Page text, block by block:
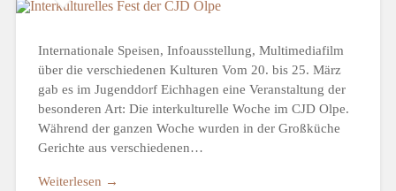
Internationale Speisen, Infoausstellung, Multimediafilm
über die verschiedenen Kulturen Vom 20. bis 25. März
gab es im Jugenddorf Eichhagen eine Veranstaltung der
besonderen Art: Die interkulturelle Woche im CJD Olpe.
Während der ganzen Woche wurden in der Großküche
Gerichte aus verschiedenen…
Weiterlesen →